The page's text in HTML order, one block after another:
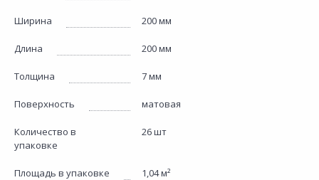
Ширина 200 мм
Длина 200 мм
Толщина 7 мм
Поверхность матовая
Количество в
упаковке
26 шт
Площадь в упаковке 1,04 м²